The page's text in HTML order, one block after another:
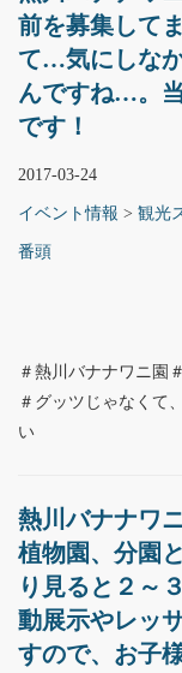
前を募集して
て…気にしな
んですね…。
です！
2017-03-24
イベント情報 > 観光
番頭
＃熱川バナナワニ園
＃グッツじゃなくて
い
熱川バナナワ
植物園、分園
り見ると２～
動展示やレッ
すので、お子